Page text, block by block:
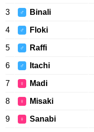
3 ♂ Binali
4 ♂ Floki
5 ♂ Raffi
6 ♂ Itachi
7 ♀ Madi
8 ♀ Misaki
9 ♀ Sanabi